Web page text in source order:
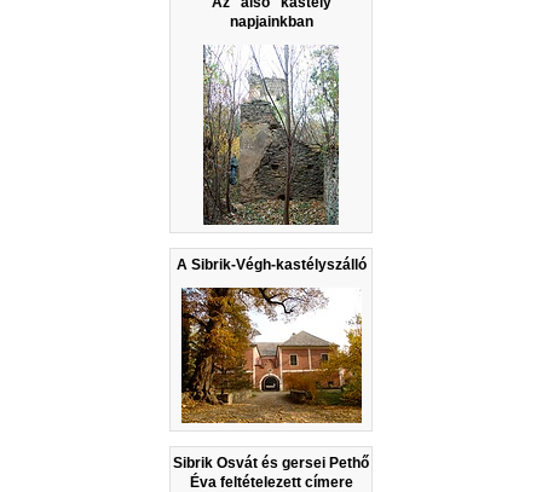
napjainkban
A Sibrik-Végh-kastélyszálló
Sibrik Osvát és gersei Pethő
Éva feltételezett címere